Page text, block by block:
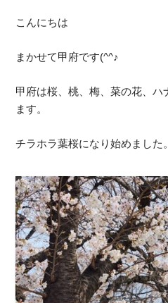
こんにちは
まかせて甲府です(^^♪
甲府は桜、桃、梅、菜の花、ハ
ます。
チラホラ葉桜になり始めました。